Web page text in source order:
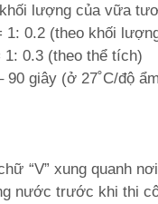
của vữa
0.2 (theo khối
(theo thể tích)
giây (ở 27˚C/độ
“V” xung quanh
nước trước khi thi